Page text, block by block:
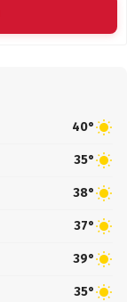
40°
35°
38°
37°
39°
35°